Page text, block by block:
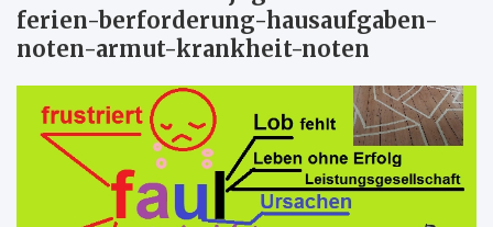
ferien-berforderung-hausaufgaben-
noten-armut-krankheit-noten